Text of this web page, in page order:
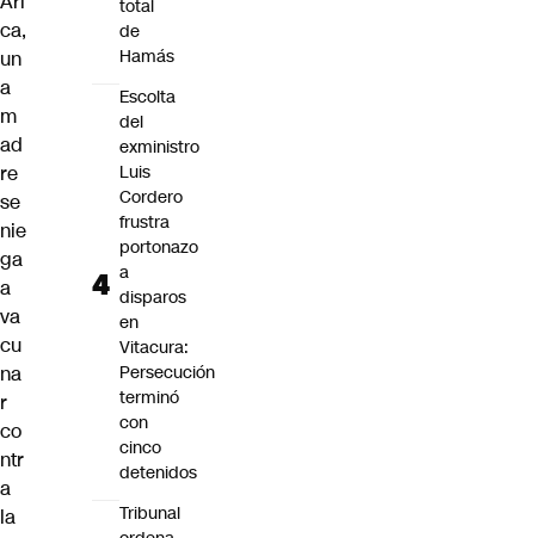
ca,
un
a
m
ad
re
se
nie
ga
a
va
cu
na
r
co
ntr
a
la
total
de
Hamás
Escolta
del
exministro
Luis
Cordero
frustra
portonazo
a
disparos
en
Vitacura:
Persecución
terminó
con
cinco
detenidos
Tribunal